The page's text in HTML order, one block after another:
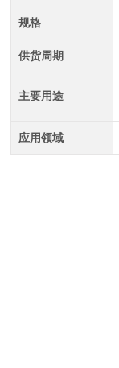
规格
供货周期
主要用途
应用领域